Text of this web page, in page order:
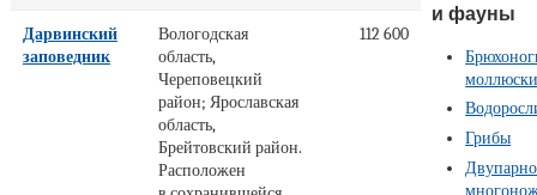
Дарвинский
заповедник
Вологодская
область,
Череповецкий
район; Ярославская
область,
Брейтовский район.
Расположен
112 600
и фауны
Грибы